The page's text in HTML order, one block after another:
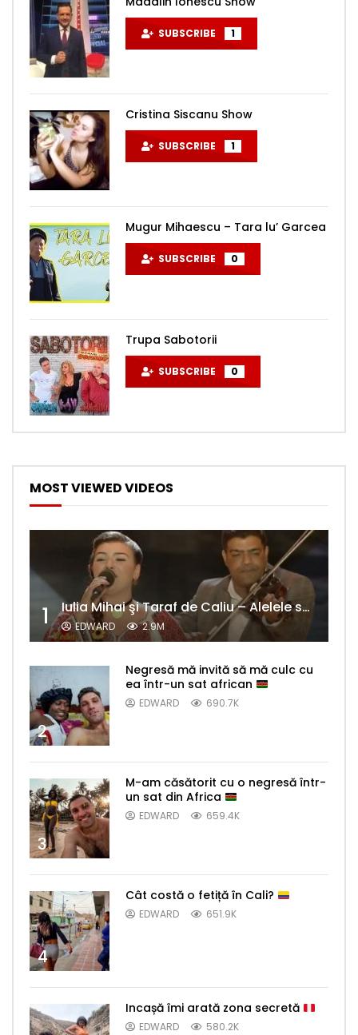
SUBSCRIBE 1
Cristina Siscanu Show
SUBSCRIBE 1
Mugur Mihaescu – Tara lu’ Garcea
SUBSCRIBE 0
Trupa Sabotorii
SUBSCRIBE 0
MOST VIEWED VIDEOS
1 Iulia Mihai şi Taraf de Caliu – Alelele sălcioară (@#VedetaPopulară)
EDWARD 2.9M
2
Negresă mă invită să mă culc cu
ea într-un sat african
EDWARD 690.7K
3
M-am căsătorit cu o negresă într-
un sat din Africa
EDWARD 659.4K
4
Cât costă o fetiță în Cali?
EDWARD 651.9K
Incașă îmi arată zona secretă
EDWARD 580.2K